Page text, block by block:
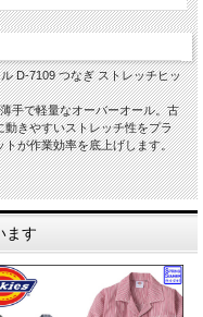
D-7109 つなぎ ストレッチヒッ
手で軽量なオーバーオール。古
きやすいストレッチ性をプラ
が作業効率を底上げします。
ます